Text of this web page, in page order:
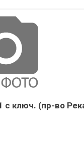
с ключ. (пр-во